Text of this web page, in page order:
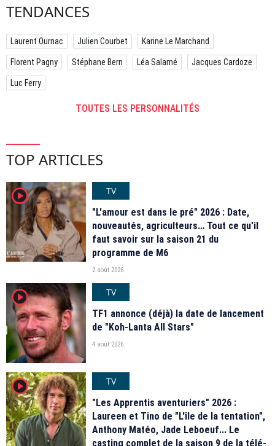
TENDANCES
Laurent Ournac Julien Courbet Karine Le Marchand
Florent Pagny Stéphane Bern Léa Salamé Jacques Cardoze
Luc Ferry
TOUTES LES PERSONNALITÉS
TOP ARTICLES
player2
TV
"L'amour est dans le pré" 2026 : Date,
nouveautés, agriculteurs… Tout ce qu'il
faut savoir sur la saison 21 du
programme de M6
2 août 2026
player2
TV
TF1 annonce (déjà) la date de lancement
de "Koh-Lanta All Stars"
4 août 2026
player2
TV
"Les Apprentis aventuriers" 2026 :
Laureen et Tino de "L'île de la tentation",
Anthony Matéo, Jade Leboeuf... Le
casting complet de la saison 9 de la télé-